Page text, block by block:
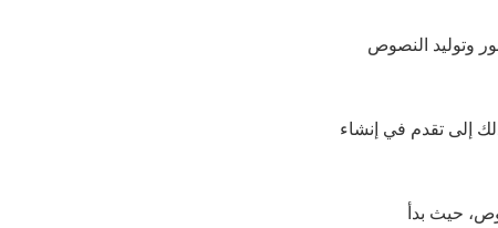
وتوليد النصوص
ذلك إلى تقدم في إنشاء
حيث بدأ